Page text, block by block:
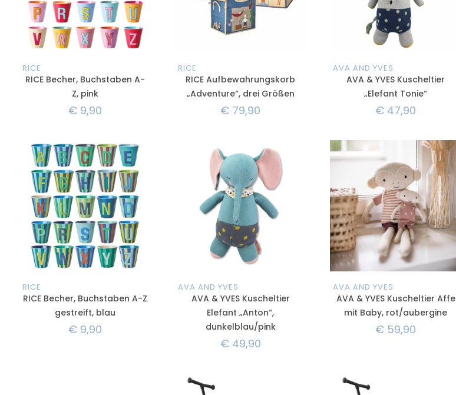
RICE
RICE Becher, Buchstaben A-
Z, pink
€ 9,90
RICE
RICE Aufbewahrungskorb
„Adventure“, drei Größen
€ 79,90
AVA AND YVES
AVA & YVES Kuscheltier
„Elefant Tonie“
€ 47,90
RICE
RICE Becher, Buchstaben A-Z
gestreift, blau
€ 9,90
AVA AND YVES
AVA & YVES Kuscheltier
Elefant „Anton“,
dunkelblau/pink
€49,90
AVA AND YVES
AVA & YVES Kuscheltier Affe
mit Baby, rot/aubergine
€ 59,90